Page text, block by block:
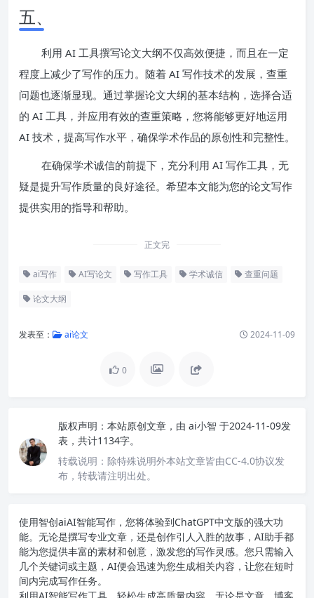
五、
利用 AI 工具撰写论文大纲不仅高效便捷，而且在一定
程度上减少了写作的压力。随着 AI 写作技术的发展，查重
问题也逐渐显现。通过掌握论文大纲的基本结构，选择合适
的 AI 工具，并应用有效的查重策略，您将能够更好地运用
AI 技术，提高写作水平，确保学术作品的原创性和完整性。
在确保学术诚信的前提下，充分利用 AI 写作工具，无
疑是提升写作质量的良好途径。希望本文能为您的论文写作
提供实用的指导和帮助。
正文完
ai写作 AI写论文 写作工具 学术诚信 查重问题
论文大纲
发表至： ai论文 2024-11-09
0
版权声明： 本站原创文章，由 ai小智 于2024-11-09发
表，共计1134字。
转载说明： 除特殊说明外本站文章皆由CC-4.0协议发
布，转载请注明出处。
使用智创aiAI智能写作 ，您将体验到ChatGPT中文版的强大功
能。无论是撰写专业文章，还是创作引人入胜的故事，AI助手都
能为您提供丰富的素材和创意，激发您的写作灵感。您只需输入
几个关键词或主题，AI便会迅速为您生成相关内容，让您在短时
间内完成写作任务。